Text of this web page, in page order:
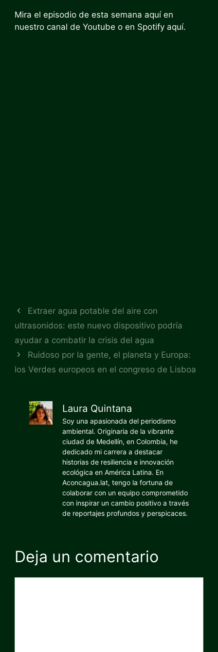
Mira el episodio de esta semana aquí en
nuestro canal de Youtube o en Spotify aquí.
Extraer agua potable del aire con
ultrasonidos: este nuevo dispositivo podría
ayudar a combatir la crisis del agua
Ruidoso por la gente, el planeta y Europa:
los Verdes europeos en el congreso de Lisboa
Laura Quintana
Soy una apasionada del periodismo
ambiental. Originaria de la vibrante
ciudad de Medellín, en Colombia, he
dedicado mi carrera a destacar
historias de resiliencia e innovación
ecológica en América Latina. En
Aconcagua.lat, tengo la fortuna de
colaborar con un equipo comprometido
con inspirar un cambio positivo a través
de reportajes profundos y perspicaces.
Deja un comentario